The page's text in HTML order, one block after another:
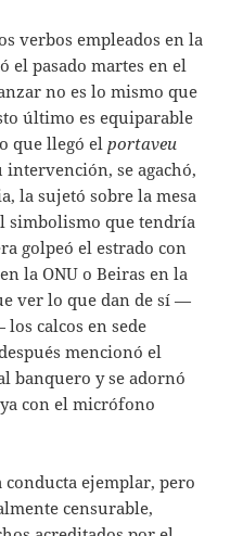
verbos empleados en la
el pasado martes en el
no es lo mismo que
último es equiparable
que llegó elportaveu
intervención, se agachó,
la sujetó sobre la mesa
simbolismo que tendría
golpeó el estrado con
la ONU o Beiras en la
ver lo que dan de sí —
calcos en sede
mencionó el
banquero y se adornó
con el micrófono
ejemplar, pero
censurable,